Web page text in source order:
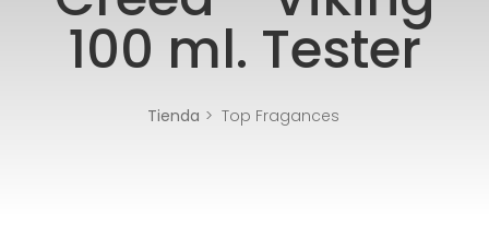
100 ml. Tester
Tienda Top Fragances